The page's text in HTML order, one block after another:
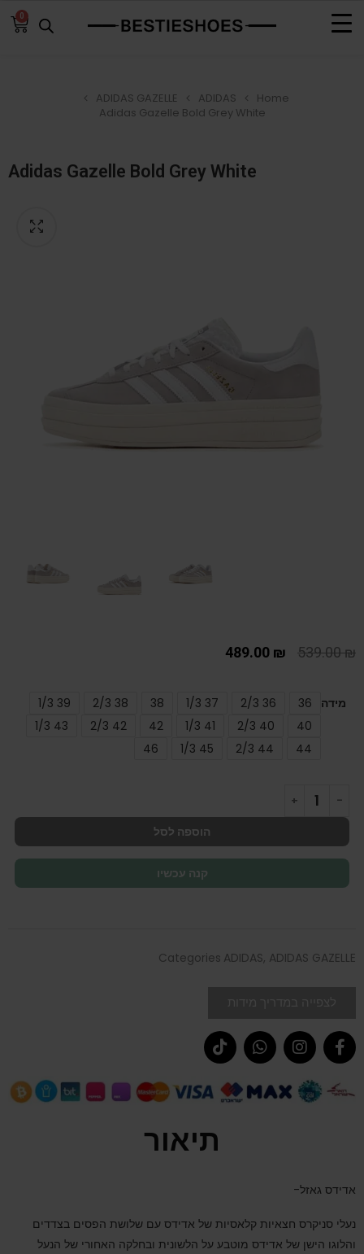
0
Home
ADIDAS
ADIDAS GAZELLE
Adidas Gazelle Bold Grey White
Adidas Gazelle Bold Grey White
539.00₪
489.00 ₪
מידה 36
36 2/3
37 1/3
38
38 2/3
39 1/3
40
40 2/3
41 1/3
42
42 2/3
43 1/3
44
44 2/3
45 1/3
46
הוספה לסל
קנה עכשיו
Categories ADIDAS, ADIDAS GAZELLE
תיאור
אדידס גאזל-
נעלי סניקרס חצאיות קלאסיות של אדידס עם שלושת הפסים בצדדים
והלוגו הישן של אדידס מוטבע על הלשונית ובחלקה האחורי של הנעל